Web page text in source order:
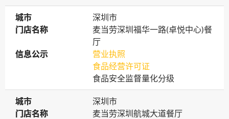
城市
城市
深圳市
门店名称
门店名称
麦当劳深圳福华一路(卓悦中心)餐
厅
信息公示
信息公示
营业执照
食品经营许可证
食品安全监督量化分级
城市
城市
深圳市
门店名称
门店名称
麦当劳深圳航城大道餐厅